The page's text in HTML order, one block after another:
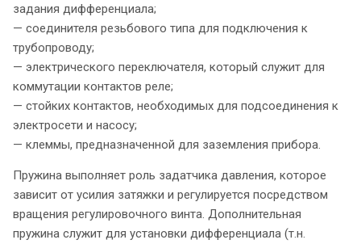
задания дифференциала;
— соединителя резьбового типа для подключения к
трубопроводу;
— электрического переключателя, который служит для
коммутации контактов реле;
— стойких контактов, необходимых для подсоединения к
электросети и насосу;
— клеммы, предназначенной для заземления прибора.
Пружина выполняет роль задатчика давления, которое
зависит от усилия затяжки и регулируется посредством
вращения регулировочного винта. Дополнительная
пружина служит для установки дифференциала (т.н.